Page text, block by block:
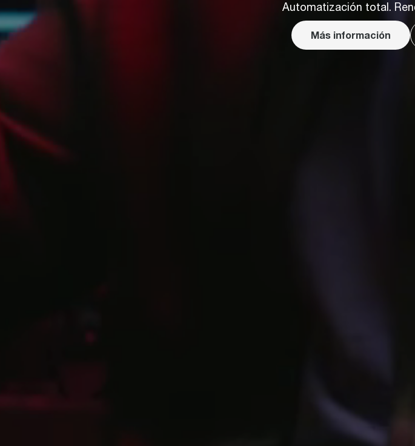
Automatización total.
Más información